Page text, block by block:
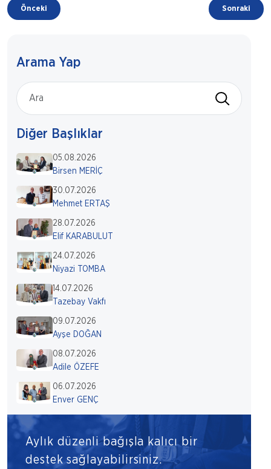
Önceki Sonraki
Arama Yap
Diğer Başlıklar
05.08.2026
Birsen MERİÇ
30.07.2026
Mehmet ERTAŞ
28.07.2026
Elif KARABULUT
24.07.2026
Niyazi TOMBA
14.07.2026
Tazebay Vakfı
09.07.2026
Ayşe DOĞAN
08.07.2026
Adile ÖZEFE
06.07.2026
Enver GENÇ
Aylık düzenli bağışla kalıcı bir
destek sağlayabilirsiniz.